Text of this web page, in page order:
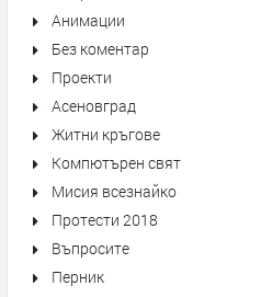
Анимации
Без коментар
Проекти
Асеновград
Житни кръгове
Компютърен свят
Мисия всезнайко
Протести 2018
Въпросите
Перник